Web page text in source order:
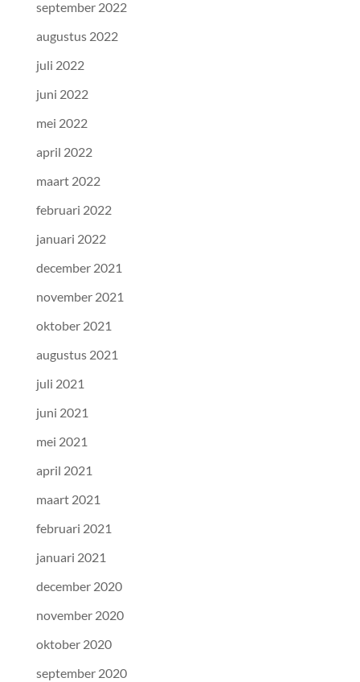
september 2022
augustus 2022
juli 2022
juni 2022
mei 2022
april 2022
maart 2022
februari 2022
januari 2022
december 2021
november 2021
oktober 2021
augustus 2021
juli 2021
juni 2021
mei 2021
april 2021
maart 2021
februari 2021
januari 2021
december 2020
november 2020
oktober 2020
september 2020